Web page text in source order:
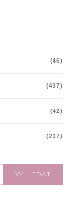
(46)
(437)
(42)
(207)
VYHLEDAT